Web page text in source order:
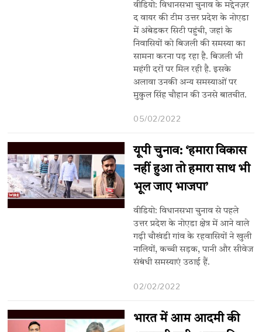
वीडियो: विधानसभा चुनाव के मद्देनज़र
द वायर की टीम उत्तर प्रदेश के नोएडा
में अंबेडकर सिटी पहुंची, जहां के
निवासियों को बिजली की समस्या का
सामना करना पड़ रहा है. बिजली भी
महंगी दरों पर मिल रही है. इसके
अलावा उनकी अन्य समस्याओं पर
मुकुल सिंह चौहान की उनसे बातचीत.
05/02/2022
यूपी चुनाव: ‘हमारा विकास
नहीं हुआ तो हमारा साथ भी
भूल जाए भाजपा’
वीडियो: विधानसभा चुनाव से पहले
उत्तर प्रदेश के नोएडा क्षेत्र में आने वाले
गढ़ी चौखंडी गांव के रहवासियों ने खुली
नालियों, कच्ची सड़क, पानी और सीवेज
संबंधी समस्याएं उठाई हैं.
02/02/2022
भारत में आम आदमी की